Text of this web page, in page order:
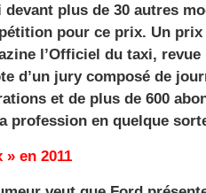
devant plus de 30 autres
pour ce prix. Un
l’Officiel du taxi,
d’un jury composé de
et de plus de 600
profession en quelque
en 2011